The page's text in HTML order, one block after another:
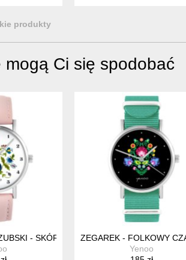
produkty
Ci się spodobać
- SKÓRZANY, PUDROWY RÓŻ
ZEGAREK - FOLKOWY
Yenoo